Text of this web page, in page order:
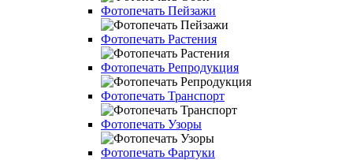
Фотопечать Пейзажи
Фотопечать Растения
Фотопечать Репродукция
Фотопечать Транспорт
Фотопечать Узоры
Фотопечать Фартуки